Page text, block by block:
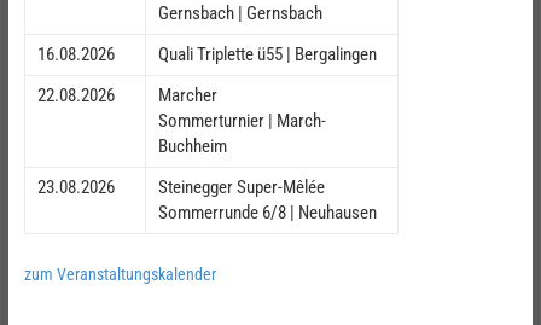
Gernsbach | Gernsbach
16.08.2026
Quali Triplette ü55 | Bergalingen
22.08.2026
Marcher
Sommerturnier | March-
Buchheim
23.08.2026
Steinegger Super-Mêlée
Sommerrunde 6/8 | Neuhausen
zum Veranstaltungskalender